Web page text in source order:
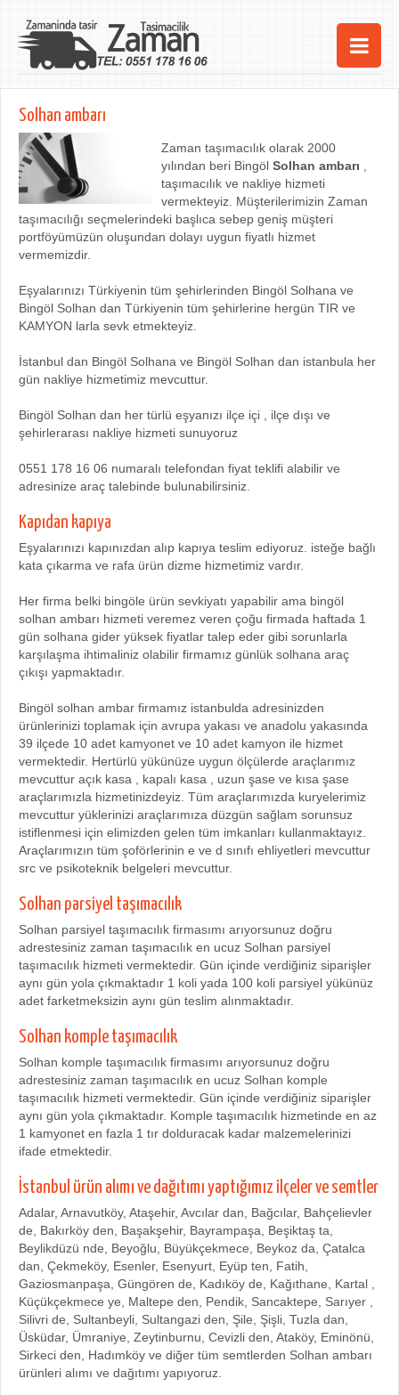
Ana Sayfa
Hizmetlerimiz
Kurumsal
iletişim
Solhan ambarı
Zaman taşımacılık olarak 2000
yılından beri Bingöl Solhan ambarı
taşımacılık ve nakliye hizmeti
vermekteyiz. Müşterilerimizin Zaman
taşımacılığı seçmelerindeki başlıca sebep geniş müşteri
portföyümüzün oluşundan dolayı uygun fiyatlı hizmet
vermemizdir.
Eşyalarınızı Türkiyenin tüm şehirlerinden Bingöl Solhana ve
Bingöl Solhan dan Türkiyenin tüm şehirlerine hergün TIR ve
KAMYON larla sevk etmekteyiz.
İstanbul dan Bingöl Solhana ve Bingöl Solhan dan istanbula her
gün nakliye hizmetimiz mevcuttur.
Bingöl Solhan dan her türlü eşyanızı ilçe içi , ilçe dışı ve
şehirlerarası nakliye hizmeti sunuyoruz
0551 178 16 06 numaralı telefondan fiyat teklifi alabilir ve
adresinize araç talebinde bulunabilirsiniz.
Kapıdan kapıya
Eşyalarınızı kapınızdan alıp kapıya teslim ediyoruz. isteğe bağlı
kata çıkarma ve rafa ürün dizme hizmetimiz vardır.
Her firma belki bingöle ürün sevkiyatı yapabilir ama bingöl
solhan ambarı hizmeti veremez veren çoğu firmada haftada 1
gün solhana gider yüksek fiyatlar talep eder gibi sorunlarla
karşılaşma ihtimaliniz olabilir firmamız günlük solhana araç
çıkışı yapmaktadır.
Bingöl solhan ambar firmamız istanbulda adresinizden
ürünlerinizi toplamak için avrupa yakası ve anadolu yakasında
39 ilçede 10 adet kamyonet ve 10 adet kamyon ile hizmet
vermektedir. Hertürlü yükünüze uygun ölçülerde araçlarımız
mevcuttur açık kasa , kapalı kasa , uzun şase ve kısa şase
araçlarımızla hizmetinizdeyiz. Tüm araçlarımızda kuryelerimiz
mevcuttur yüklerinizi araçlarımıza düzgün sağlam sorunsuz
istiflenmesi için elimizden gelen tüm imkanları kullanmaktayız.
Araçlarımızın tüm şoförlerinin e ve d sınıfı ehliyetleri mevcuttur
src ve psikoteknik belgeleri mevcuttur.
Solhan parsiyel taşımacılık
Solhan parsiyel taşımacılık firmasımı arıyorsunuz doğru
adrestesiniz zaman taşımacılık en ucuz Solhan parsiyel
taşımacılık hizmeti vermektedir. Gün içinde verdiğiniz siparişler
aynı gün yola çıkmaktadır 1 koli yada 100 koli parsiyel yükünüz
adet farketmeksizin aynı gün teslim alınmaktadır.
Solhan komple taşımacılık
Solhan komple taşımacılık firmasımı arıyorsunuz doğru
adrestesiniz zaman taşımacılık en ucuz Solhan komple
taşımacılık hizmeti vermektedir. Gün içinde verdiğiniz siparişler
aynı gün yola çıkmaktadır. Komple taşımacılık hizmetinde en az
1 kamyonet en fazla 1 tır dolduracak kadar malzemelerinizi
ifade etmektedir.
İstanbul ürün alımı ve dağıtımı yaptığımız ilçeler ve semtler
Adalar, Arnavutköy, Ataşehir, Avcılar dan, Bağcılar, Bahçelievler
de, Bakırköy den, Başakşehir, Bayrampaşa, Beşiktaş ta,
Beylikdüzü nde, Beyoğlu, Büyükçekmece, Beykoz da, Çatalca
dan, Çekmeköy, Esenler, Esenyurt, Eyüp ten, Fatih,
Gaziosmanpaşa, Güngören de, Kadıköy de, Kağıthane, Kartal ,
Küçükçekmece ye, Maltepe den, Pendik, Sancaktepe, Sarıyer ,
Silivri de, Sultanbeyli, Sultangazi den, Şile, Şişli, Tuzla dan,
Üsküdar, Ümraniye, Zeytinburnu, Cevizli den, Ataköy, Eminönü,
Sirkeci den, Hadımköy ve diğer tüm semtlerden Solhan ambarı
ürünleri alımı ve dağıtımı yapıyoruz.